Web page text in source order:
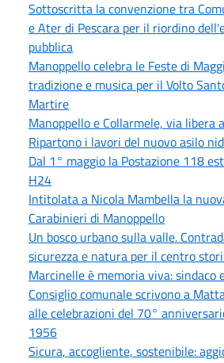
Sottoscritta la convenzione tra
e Ater di Pescara per il riordino
pubblica
Manoppello celebra le Feste di
tradizione e musica per il Volto
Martire
Manoppello e Collarmele, via libera
Ripartono i lavori del nuovo asilo
Dal 1° maggio la Postazione 118
H24
Intitolata a Nicola Mambella la
Carabinieri di Manoppello
Un bosco urbano sulla valle.
sicurezza e natura per il centro
Marcinelle è memoria viva: sindaco
Consiglio comunale scrivono a
alle celebrazioni del 70°
1956
Sicura, accogliente, sostenibile: